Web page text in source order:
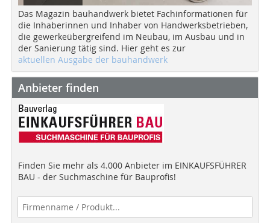
Das Magazin bauhandwerk bietet Fachinformationen für
die Inhaberinnen und Inhaber von Handwerksbetrieben,
die gewerkeübergreifend im Neubau, im Ausbau und in
der Sanierung tätig sind. Hier geht es zur
aktuellen Ausgabe der bauhandwerk
Anbieter finden
Finden Sie mehr als 4.000 Anbieter im EINKAUFSFÜHRER
BAU - der Suchmaschine für Bauprofis!